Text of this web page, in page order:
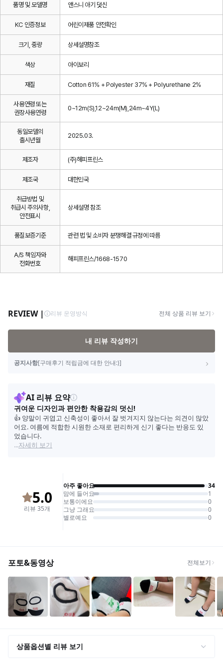
품명 및 모델명 앤스니 아기 덧신
KC 인증정보 어린이제품 안전확인
크기, 중량 상세설명참조
색상 아이보리
재질 Cotton 61% + Polyester 37% + Polyurethane 2%
사용연령 또는
권장사용연령
0~12m(S),12~24m(M),24m~4Y(L)
동일모델의
출시년월
2025.03.
제조자 (주)해피프린스
제조국 대한민국
취급방법 및
취급시 주의사항,
안전표시
상세설명 참조
품질보증기준 관련 법 및 소비자 분쟁해결 규정에 따름
A/S 책임자와
전화번호
해피프린스/1668-1570